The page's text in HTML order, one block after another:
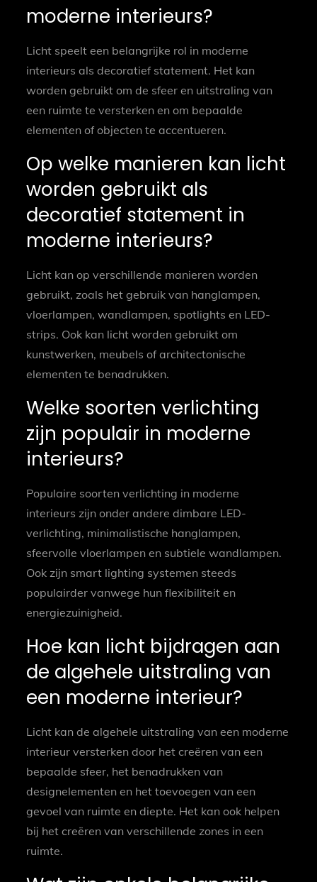
moderne interieurs?
Licht speelt een belangrijke rol in moderne
interieurs als decoratief statement. Het kan
worden gebruikt om de sfeer en uitstraling van
een ruimte te versterken en om bepaalde
elementen of objecten te accentueren.
Op welke manieren kan licht
worden gebruikt als
decoratief statement in
moderne interieurs?
Licht kan op verschillende manieren worden
gebruikt, zoals het gebruik van hanglampen,
vloerlampen, wandlampen, spotlights en LED-
strips. Ook kan licht worden gebruikt om
kunstwerken, meubels of architectonische
elementen te benadrukken.
Welke soorten verlichting
zijn populair in moderne
interieurs?
Populaire soorten verlichting in moderne
interieurs zijn onder andere dimbare LED-
verlichting, minimalistische hanglampen,
sfeervolle vloerlampen en subtiele wandlampen.
Ook zijn smart lighting systemen steeds
populairder vanwege hun flexibiliteit en
energiezuinigheid.
Hoe kan licht bijdragen aan
de algehele uitstraling van
een moderne interieur?
Licht kan de algehele uitstraling van een moderne
interieur versterken door het creëren van een
bepaalde sfeer, het benadrukken van
designelementen en het toevoegen van een
gevoel van ruimte en diepte. Het kan ook helpen
bij het creëren van verschillende zones in een
ruimte.